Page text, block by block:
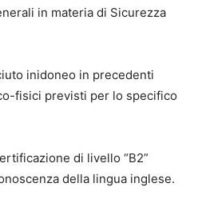
in materia di Sicurezza
inidoneo in precedenti
fisici previsti per lo specifico
di livello “B2”
della lingua inglese.